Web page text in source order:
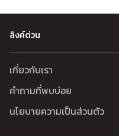
ลิงค์ด่วน
เกี่ยวกับเรา
คำถามที่พบบ่อย
นโยบายความเป็นส่วนตัว